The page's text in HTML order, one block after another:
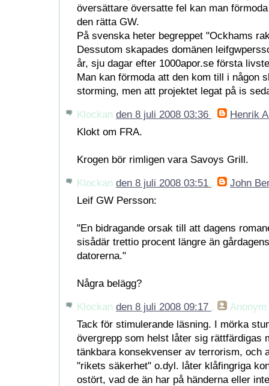
översättare översatte fel kan man
den rätta GW.
På svenska heter begreppet "Ockhams
Dessutom skapades domänen
år, sju dagar efter 1000apor.se första
Man kan förmoda att den kom till i någon
storming, men att projektet legat på is
Klockan den 8 juli 2008 03:36 ,
Henrik
Klokt om FRA.
Krogen bör rimligen vara Savoys Grill.
Klockan den 8 juli 2008 03:51 ,
John
Leif GW Persson:
"En bidragande orsak till att dagens
sisådär trettio procent längre än
datorerna."
Några belägg?
Klockan den 8 juli 2008 09:17 , Anonym
Tack för stimulerande läsning. I mörka
övergrepp som helst låter sig rättfärdigas
tänkbara konsekvenser av terrorism, och
"rikets säkerhet" o.dyl. låter klåfingriga
ostört, vad de än har på händerna eller